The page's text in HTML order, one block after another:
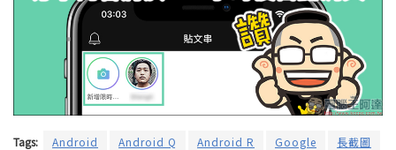
Tags: Android Android Q Android R Google 長截圖